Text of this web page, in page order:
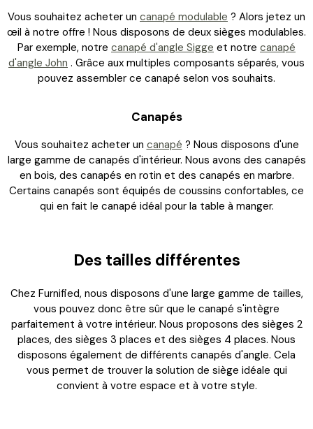
Vous souhaitez acheter un canapé modulable ? Alors jetez un
œil à notre offre ! Nous disposons de deux sièges modulables.
Par exemple, notre canapé d'angle Sigge et notre canapé
d'angle John . Grâce aux multiples composants séparés, vous
pouvez assembler ce canapé selon vos souhaits.
Canapés
Vous souhaitez acheter un canapé ? Nous disposons d'une
large gamme de canapés d'intérieur. Nous avons des canapés
en bois, des canapés en rotin et des canapés en marbre.
Certains canapés sont équipés de coussins confortables, ce
qui en fait le canapé idéal pour la table à manger.
Des tailles différentes
Chez Furnified, nous disposons d'une large gamme de tailles,
vous pouvez donc être sûr que le canapé s'intègre
parfaitement à votre intérieur. Nous proposons des sièges 2
places, des sièges 3 places et des sièges 4 places. Nous
disposons également de différents canapés d'angle. Cela
vous permet de trouver la solution de siège idéale qui
convient à votre espace et à votre style.